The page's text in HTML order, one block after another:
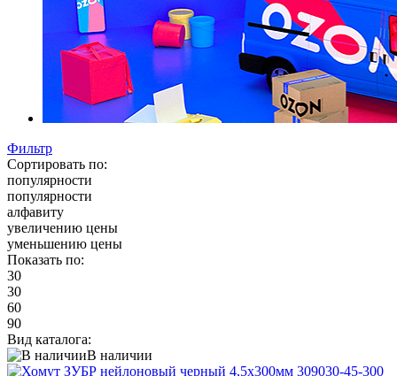
Фильтр
Сортировать по:
популярности
популярности
алфавиту
увеличению цены
уменьшению цены
Показать по:
30
30
60
90
Вид каталога:
В наличии